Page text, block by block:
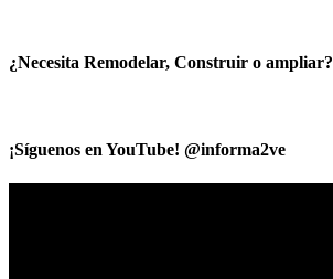
¿Necesita Remodelar, Construir o ampliar?
¡Síguenos en YouTube! @informa2ve